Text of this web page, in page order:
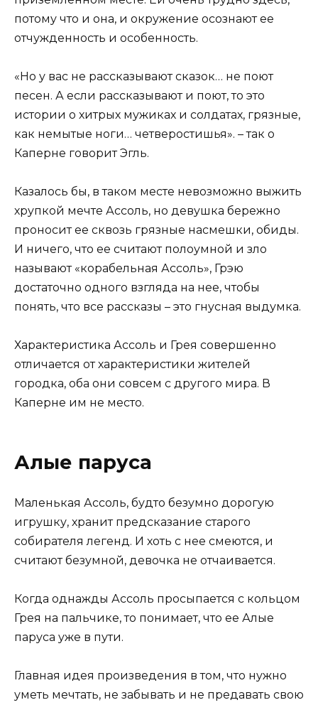
потому что и она, и окружение осознают ее
отчужденность и особенность.
«Но у вас не рассказывают сказок… не поют
песен. А если рассказывают и поют, то это
истории о хитрых мужиках и солдатах, грязные,
как немытые ноги… четверостишья». – так о
Каперне говорит Эгль.
Казалось бы, в таком месте невозможно выжить
хрупкой мечте Ассоль, но девушка бережно
проносит ее сквозь грязные насмешки, обиды.
И ничего, что ее считают полоумной и зло
называют «корабельная Ассоль», Грэю
достаточно одного взгляда на нее, чтобы
понять, что все рассказы – это гнусная выдумка.
Характеристика Ассоль и Грея совершенно
отличается от характеристики жителей
городка, оба они совсем с другого мира. В
Каперне им не место.
Алые паруса
Маленькая Ассоль, будто безумно дорогую
игрушку, хранит предсказание старого
собирателя легенд. И хоть с нее смеются, и
считают безумной, девочка не отчаивается.
Когда однажды Ассоль просыпается с кольцом
Грея на пальчике, то понимает, что ее Алые
паруса уже в пути.
Главная идея произведения в том, что нужно
уметь мечтать, не забывать и не предавать свою